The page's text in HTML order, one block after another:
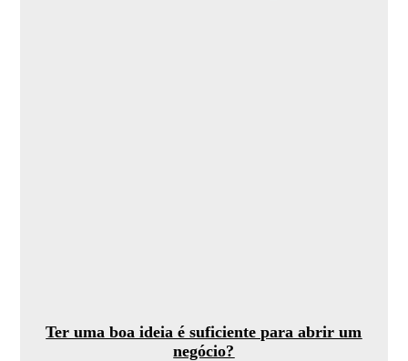
Ter uma boa ideia é suficiente para abrir um
negócio?